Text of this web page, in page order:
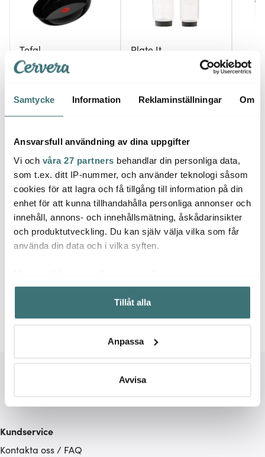
Samtycke Information Reklaminställningar Om
Ansvarsfull användning av dina uppgifter
Vi och våra 27 partners behandlar din personliga data,
som t.ex. ditt IP-nummer, och använder teknologi såsom
cookies för att lagra och få tillgång till information på din
enhet för att kunna tillhandahålla personliga annonser och
innehåll, annons- och innehållsmätning, åskådarinsikter
och produktutveckling. Du kan själv välja vilka som får
använda din data och i vilka syften.
Samla in information om din geografiska plats som
kan ha en noggrannhet på upp till flera meter
Identifiera din enhet genom att aktivt skanna den för
Ta reda på mer om hur dina personliga uppgifter
Du kan ändra eller dra tillbaka ditt samtycke när som
ska anpassas efter det som vi tror att du tycker om. Det
gör också att vi kan analysera vår trafik och göra
Tillåt alla
Anpassa
Avvisa
Tefal
Exceptional Ceramic
stekpanna 28 cm svart
999 kr
Plate It
Klämflaska garnering 7
299 kr 469
Låt dig inspireras av våra kunder
Slickepott Spatel
Kundservice
Kontakta oss / FAQ